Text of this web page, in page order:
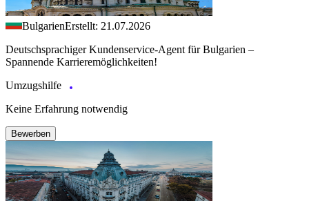
BulgarienErstellt: 21.07.2026
Deutschsprachiger Kundenservice-Agent für Bulgarien –
Spannende Karrieremöglichkeiten!
Umzugshilfe
Keine Erfahrung notwendig
Bewerben